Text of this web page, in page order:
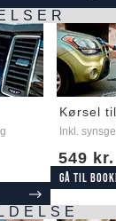
Kørsel
Inkl.
549 kr.
Gå til